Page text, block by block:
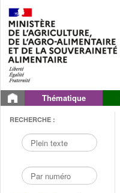
Thématique
RECHERCHE :